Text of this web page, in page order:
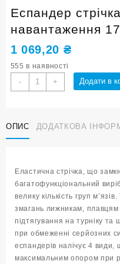
Еспандер
навантаження
1 069,20 ₴
555 в наявності
-
Еспандер
стрічка-
навантаження
17-
кількість
+ Додати в
ОПИС ДОДАТКОВА
Еластична стрічка, що
багатофункціональний
велику кількість груп
змагань лижникам,
підтягування на турніку
при обмеженні серйозних
еспандерів налічує 4 види,
максимальним опором при